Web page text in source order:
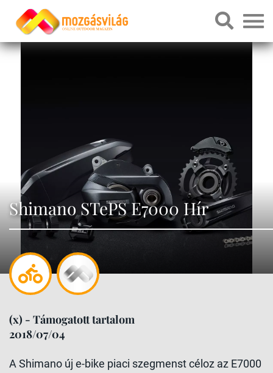
Shimano STePS E7000 Hír
(x) - Támogatott tartalom
2018/07/04
A Shimano új e-bike piaci szegmenst céloz az E7000